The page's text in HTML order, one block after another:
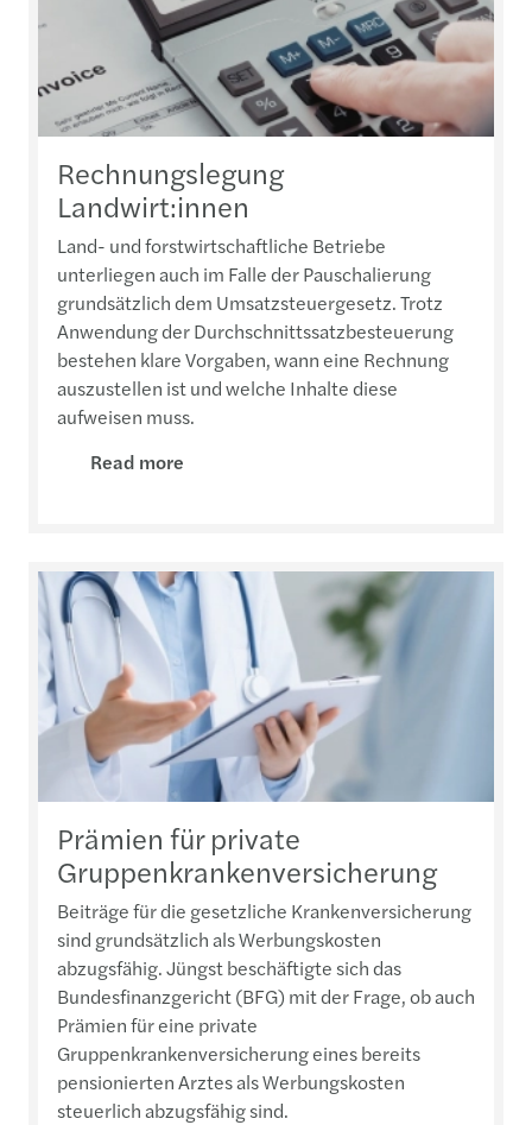
Rechnungslegung
Landwirt:innen
Land- und forstwirtschaftliche Betriebe
unterliegen auch im Falle der Pauschalierung
grundsätzlich dem Umsatzsteuergesetz. Trotz
Anwendung der Durchschnittssatzbesteuerung
bestehen klare Vorgaben, wann eine Rechnung
auszustellen ist und welche Inhalte diese
aufweisen muss.
Read more
Prämien für private
Gruppenkrankenversicherung
Beiträge für die gesetzliche Krankenversicherung
sind grundsätzlich als Werbungskosten
abzugsfähig. Jüngst beschäftigte sich das
Bundesfinanzgericht (BFG) mit der Frage, ob auch
Prämien für eine private
Gruppenkrankenversicherung eines bereits
pensionierten Arztes als Werbungskosten
steuerlich abzugsfähig sind.